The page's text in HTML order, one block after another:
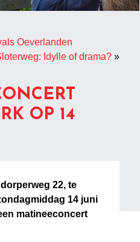
Oeverlanden
Idylle of drama?»
OP 14
22, te
14 juni
matineeconcert